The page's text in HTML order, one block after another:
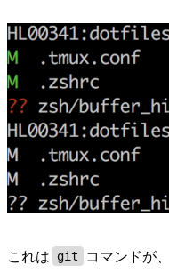
これは git
コマンドが